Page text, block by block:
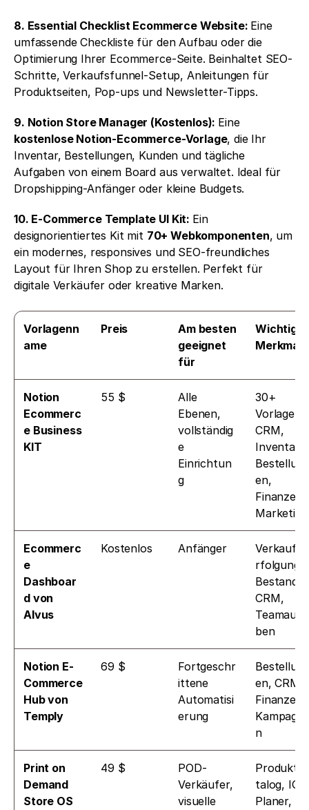
8. Essential Checklist Ecommerce Website: Eine
umfassende Checkliste für den Aufbau oder die
Optimierung Ihrer Ecommerce-Seite. Beinhaltet SEO-
Schritte, Verkaufsfunnel-Setup, Anleitungen für
Produktseiten, Pop-ups und Newsletter-Tipps.
9. Notion Store Manager (Kostenlos):
Eine
kostenlose Notion-Ecommerce-Vorlage, die Ihr
Inventar, Bestellungen, Kunden und tägliche
Aufgaben von einem Board aus verwaltet. Ideal für
Dropshipping-Anfänger oder kleine Budgets.
10. E-Commerce Template UI Kit: Ein
designorientiertes Kit mit 70+ Webkomponenten, um
ein modernes, responsives und SEO-freundliches
Layout für Ihren Shop zu erstellen. Perfekt für
digitale Verkäufer oder kreative Marken.
Vorlagenn
ame
Preis
Am besten
geeignet
für
Wichtige
Merkmale
Notion
Ecommerc
e Business
KIT
55 $
Alle
Ebenen,
vollständig
e
Einrichtun
g
30+
Vorlagen:
CRM,
Inventar,
en,
Finanzen,
Marketing
Ecommerc
e
Dashboar
d von
Alvus
Kostenlos Anfänger
rfolgung,
Bestand,
CRM,
ben
Notion E-
Commerce
Hub von
Temply
69 $
Fortgeschr
ittene
Automatisi
erung
en, CRM,
Finanzen,
n
Print on
Demand
Store OS
49 $
POD-
Verkäufer,
visuelle
talog, IG-
Planer,